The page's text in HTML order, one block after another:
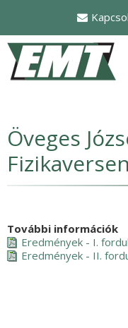
conţinutul
principal
Öveges
További információk
Eredmények - I.
Eredmények - II.